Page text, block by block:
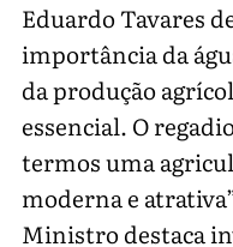
Eduardo Tavares
importância da
da produção
essencial. O
termos uma
moderna e
Ministro destaca